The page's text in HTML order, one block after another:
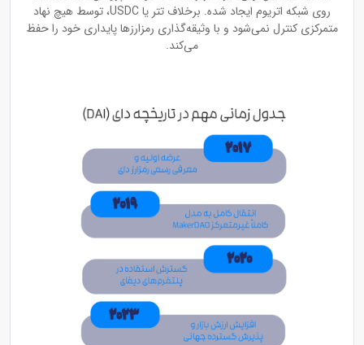
روی شبکه اتریوم ایجاد شده. برخلاف تتر یا USDC، توسط هیچ نهاد
متمرکزی کنترل نمی‌شود و با وثیقه‌گذاری رمزارزها پایداری خود را حفظ
می‌کند.